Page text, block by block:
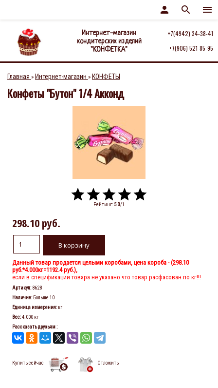
menu
search
person
Интернет-магазин
кондитерских изделий
"КОНФЕТКА"
+7(4942) 34-38-41
+7(906) 521-85-95
Главная » Интернет-магазин » КОНФЕТЫ
Конфеты "Бутон" 1/4 Акконд
Рейтинг: 5.0/1
298.10 руб.
Данный товар продается целыми коробами, цена короба - (298.10
руб.*4.000кг=1192.4 руб.),
если в спецификации товара не указано что товар расфасован по кг!!!
Артикул: 8628
Наличие: Больше 10
Единица измерения: кг
Вес:4.000 кг
Рассказать друзьям:
Купить сейчас Отложить